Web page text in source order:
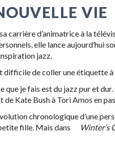
VIE
carrière d’animatrice à la
elle lance aujourd’hui
jazz.
difficile de coller une étiquette à
que je fais est du jazz pur et
Kate Bush à Tori Amos en
chronologique d’une
fille. Mais dans Winter’s